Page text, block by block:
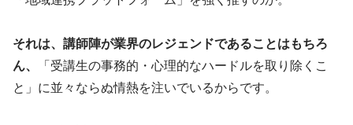
それは、講師陣が業界のレジェンドであることはもちろ
ん、
「受講生の事務的・心理的なハードルを取り除くこ
と」に並々ならぬ情熱を注いでいるからです。